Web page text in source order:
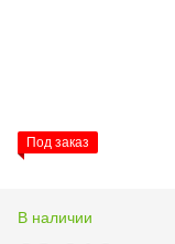
Под заказ
В наличии